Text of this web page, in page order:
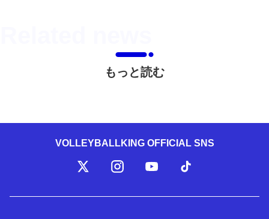
もっと読む
VOLLEYBALLKING OFFICIAL SNS